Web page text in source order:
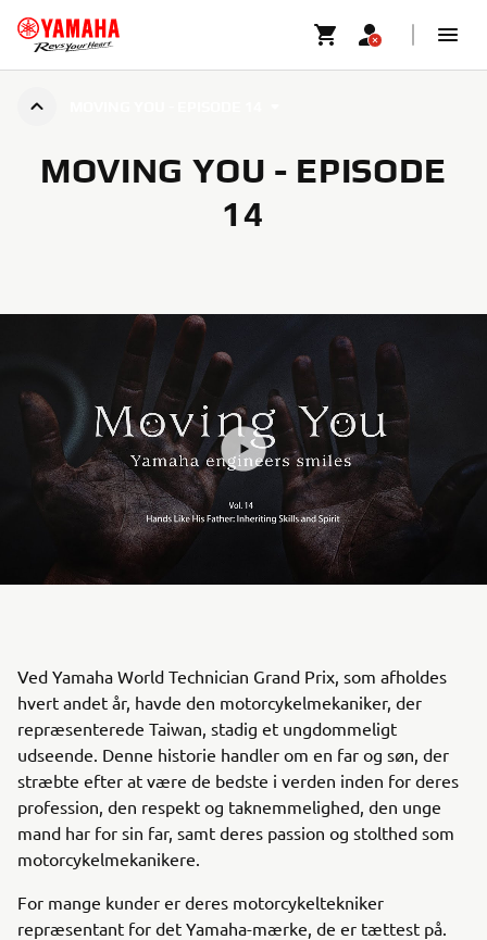
MOVING YOU - EPISODE
14
Ved Yamaha World Technician Grand Prix, som afholdes
hvert andet år, havde den motorcykelmekaniker, der
repræsenterede Taiwan, stadig et ungdommeligt
udseende. Denne historie handler om en far og søn, der
stræbte efter at være de bedste i verden inden for deres
profession, den respekt og taknemmelighed, den unge
mand har for sin far, samt deres passion og stolthed som
motorcykelmekanikere.
For mange kunder er deres motorcykeltekniker
repræsentant for det Yamaha-mærke, de er tættest på.